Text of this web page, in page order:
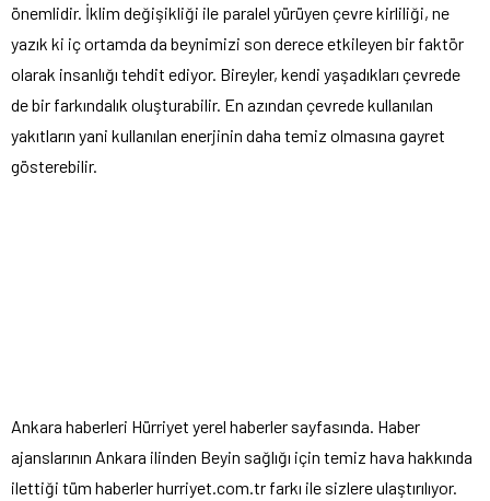
önemlidir. İklim değişikliği ile paralel yürüyen çevre kirliliği, ne
yazık ki iç ortamda da beynimizi son derece etkileyen bir faktör
olarak insanlığı tehdit ediyor. Bireyler, kendi yaşadıkları çevrede
de bir farkındalık oluşturabilir. En azından çevrede kullanılan
yakıtların yani kullanılan enerjinin daha temiz olmasına gayret
gösterebilir.
Ankara haberleri Hürriyet yerel haberler sayfasında. Haber
ajanslarının Ankara ilinden Beyin sağlığı için temiz hava hakkında
ilettiği tüm haberler hurriyet.com.tr farkı ile sizlere ulaştırılıyor.